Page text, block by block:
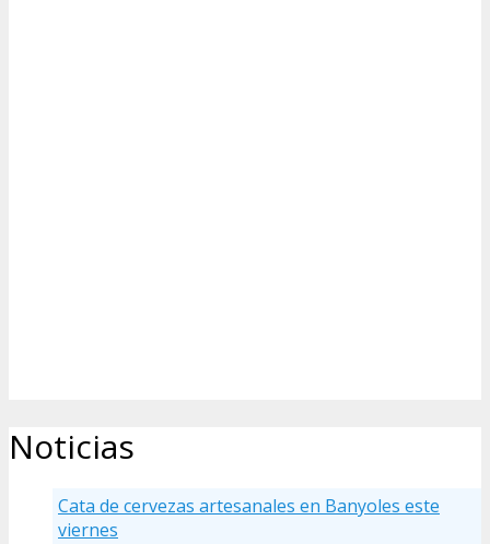
Noticias
Cata de cervezas artesanales en Banyoles este
viernes